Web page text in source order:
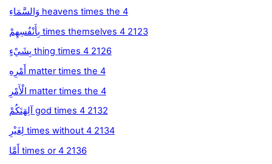
وَالسَّمَاءِ heavens times the 4
بِأَنْفُسِهِمْ times themselves 4 2123
بِشَيْءٍ thing times 4 2126
أَمْرِهِ matter times the 4
الْأَمْرِ matter times the 4
آلِهَتَكُمْ god times 4 2132
لِغَيْرِ times without 4 2134
أَمَّا times or 4 2136